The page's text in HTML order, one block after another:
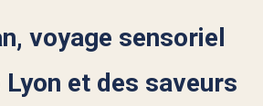
voyage sensoriel
et des saveurs